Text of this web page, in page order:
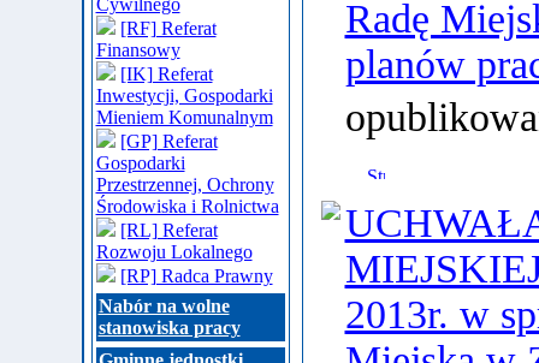
Cywilnego
[RF] Referat
Finansowy
[IK] Referat
Inwestycji, Gospodarki
Mieniem Komunalnym
[GP] Referat
Gospodarki
Przestrzennej, Ochrony
Środowiska i Rolnictwa
[RL] Referat
Rozwoju Lokalnego
[RP] Radca Prawny
Nabór na wolne
stanowiska pracy
Radę
planów
2013r. w